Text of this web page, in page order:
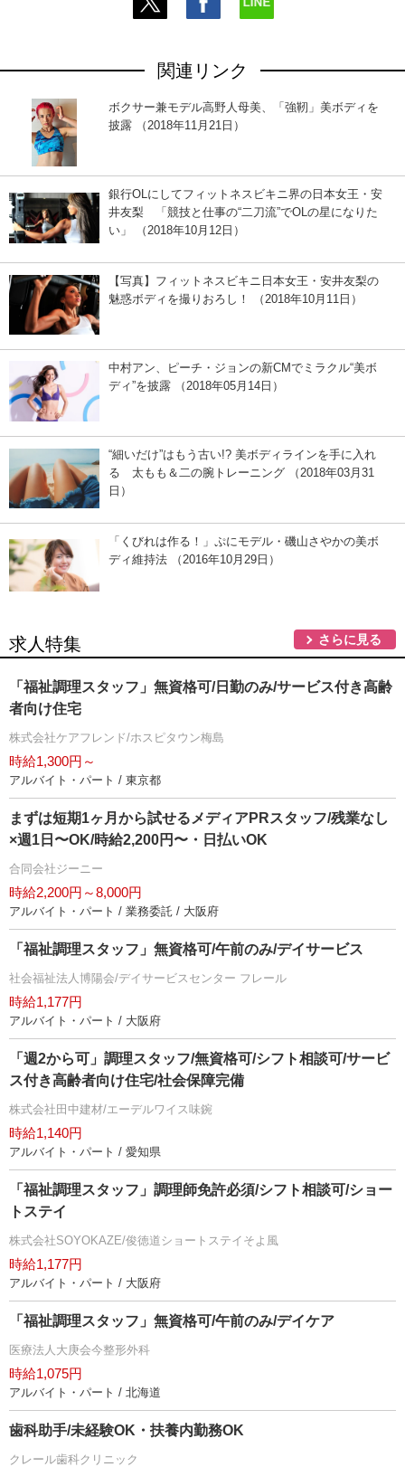
関連リンク
ボクサー兼モデル高野人母美、「強靭」美ボディを
披露 （2018年11月21日）
銀行OLにしてフィットネスビキニ界の日本女王・安
井友梨 「競技と仕事の“二刀流”でOLの星になりた
い」 （2018年10月12日）
【写真】フィットネスビキニ日本女王・安井友梨の
魅惑ボディを撮りおろし！ （2018年10月11日）
中村アン、ピーチ・ジョンの新CMでミラクル“美ボ
ディ”を披露 （2018年05月14日）
“細いだけ”はもう古い!? 美ボディラインを手に入れ
る 太もも＆二の腕トレーニング （2018年03月31
日）
「くびれは作る！」ぷにモデル・磯山さやかの美ボ
ディ維持法 （2016年10月29日）
求人特集 さらに見る
「福祉調理スタッフ」無資格可/日勤のみ/サービス付き高齢
者向け住宅
株式会社ケアフレンド/ホスピタウン梅島
時給1,300円～
アルバイト・パート / 東京都
まずは短期1ヶ月から試せるメディアPRスタッフ/残業なし
×週1日〜OK/時給2,200円〜・日払いOK
合同会社ジーニー
時給2,200円～8,000円
アルバイト・パート / 業務委託 / 大阪府
「福祉調理スタッフ」無資格可/午前のみ/デイサービス
社会福祉法人博陽会/デイサービスセンター フレール
時給1,177円
アルバイト・パート / 大阪府
「週2から可」調理スタッフ/無資格可/シフト相談可/サービ
ス付き高齢者向け住宅/社会保障完備
株式会社田中建材/エーデルワイス味鋺
時給1,140円
アルバイト・パート / 愛知県
「福祉調理スタッフ」調理師免許必須/シフト相談可/ショー
トステイ
株式会社SOYOKAZE/俊徳道ショートステイそよ風
時給1,177円
アルバイト・パート / 大阪府
「福祉調理スタッフ」無資格可/午前のみ/デイケア
医療法人大庚会今整形外科
時給1,075円
アルバイト・パート / 北海道
歯科助手/未経験OK・扶養内勤務OK
クレール歯科クリニック